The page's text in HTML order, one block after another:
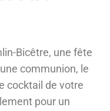
Bicêtre, une fête
communion, le
cocktail de votre
pour un